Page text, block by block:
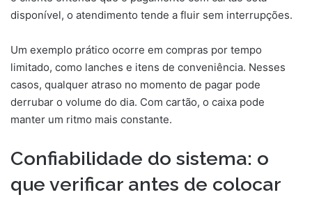
disponível, o atendimento tende a fluir sem interrupções.
Um exemplo prático ocorre em compras por tempo
limitado, como lanches e itens de conveniência. Nesses
casos, qualquer atraso no momento de pagar pode
derrubar o volume do dia. Com cartão, o caixa pode
manter um ritmo mais constante.
Confiabilidade do sistema: o
que verificar antes de colocar